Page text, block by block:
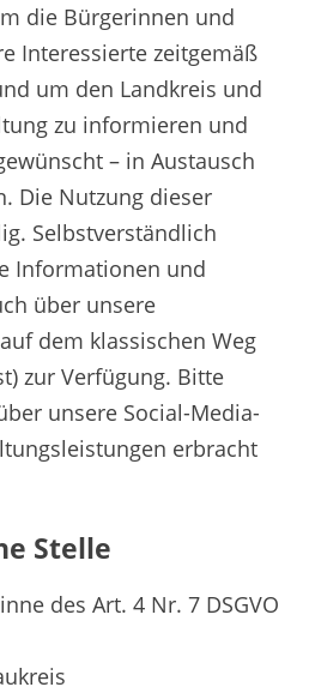
die Bürgerinnen und
Interessierte zeitgemäß
um den Landkreis und
zu informieren und
– in Austausch
Die Nutzung dieser
Selbstverständlich
Informationen und
über unsere
dem klassischen Weg
zur Verfügung. Bitte
unsere Social-Media-
erbracht
Stelle
des Art. 4 Nr. 7 DSGVO